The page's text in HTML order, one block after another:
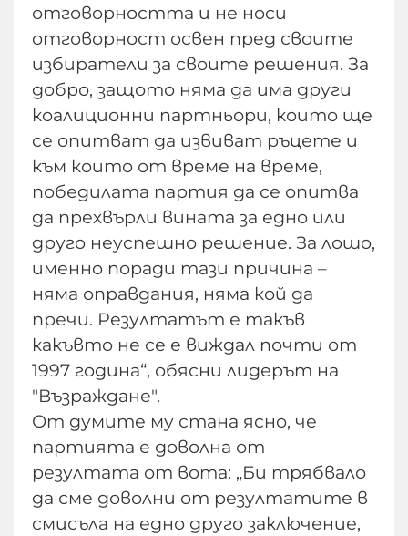
отговорността и не носи
отговорност освен пред своите
избиратели за своите решения. За
добро, защото няма да има други
коалиционни партньори, които ще
се опитват да извиват ръцете и
към които от време на време,
победилата партия да се опитва
да прехвърли вината за едно или
друго неуспешно решение. За лошо,
именно поради тази причина –
няма оправдания, няма кой да
пречи. Резултатът е такъв
какъвто не се е виждал почти от
1997 година“, обясни лидерът на
"Възраждане".
От думите му стана ясно, че
партията е доволна от
резултата от вота: „Би трябвало
да сме доволни от резултатите в
смисъла на едно друго заключение,